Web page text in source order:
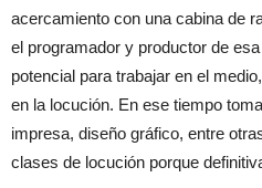
acercamiento con una cabina de
el programador y productor de
potencial para trabajar en el
en la locución. En ese tiempo
impresa, diseño gráfico, entre
clases de locución porque